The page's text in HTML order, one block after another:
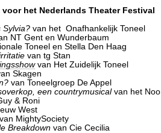
voor het Nederlands Theater Festival
Sylvia? van het Onafhankelijk Toneel
NT Gent en Wunderbaum
Toneel en Stella Den Haag
van tg Stan
van Het Zuidelijk Toneel
Skagen
van Toneelgroep De Appel
een countrymusicalvan het
& Roni
West
van MightySociety
Breakdown van Cie Cecilia